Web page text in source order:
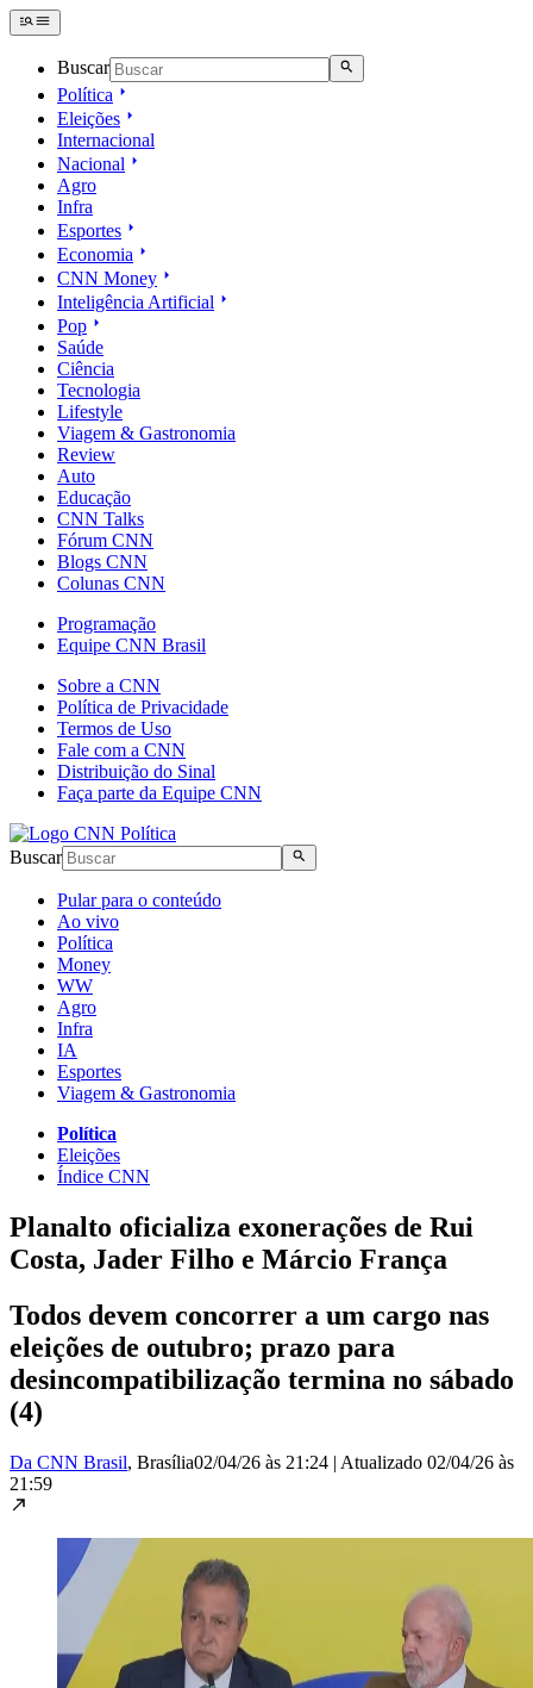
Buscar
Política
Eleições
Internacional
Nacional
Agro
Infra
Esportes
Economia
CNN Money
Inteligência Artificial
Pop
Saúde
Ciência
Tecnologia
Lifestyle
Viagem & Gastronomia
Review
Auto
Educação
CNN Talks
Fórum CNN
Blogs CNN
Colunas CNN
Programação
Equipe CNN Brasil
Sobre a CNN
Política de Privacidade
Termos de Uso
Fale com a CNN
Distribuição do Sinal
Faça parte da Equipe CNN
Buscar
Pular para o conteúdo
Ao vivo
Política
Money
WW
Agro
Infra
IA
Esportes
Viagem & Gastronomia
Política
Eleições
Índice CNN
Planalto oficializa exonerações de Rui
Costa, Jader Filho e Márcio França
Todos devem concorrer a um cargo nas
eleições de outubro; prazo para
desincompatibilização termina no sábado
(4)
Da CNN Brasil, Brasília02/04/26 às 21:24 | Atualizado 02/04/26 às
21:59